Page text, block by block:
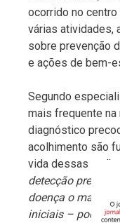
ocorrido no
várias atividades,
sobre prevenção
e ações de bem-
Segundo
mais frequente na
diagnóstico
acolhimento são
vida dessas
detecção precoce
doença o mais
iniciais – pode